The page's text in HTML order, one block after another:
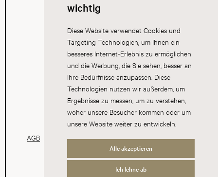
wichtig
Diese Website verwendet Cookies und
Targeting Technologien, um Ihnen ein
besseres Internet-Erlebnis zu ermöglichen
und die Werbung, die Sie sehen, besser an
Ihre Bedürfnisse anzupassen. Diese
Technologien nutzen wir außerdem, um
Ergebnisse zu messen, um zu verstehen,
woher unsere Besucher kommen oder um
unsere Website weiter zu entwickeln.
Alle akzeptieren
Ich lehne ab
AGB Datenschutz Impressum Cookies